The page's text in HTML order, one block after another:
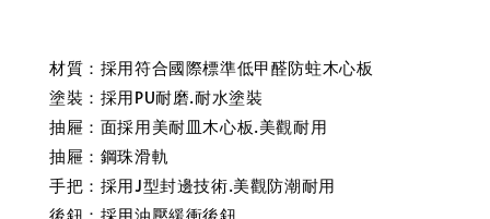
材質：採用符合國際標準低甲醛防蛀木心板
塗裝：採用PU耐磨.耐水塗裝
抽屜：面採用美耐皿木心板.美觀耐用
抽屜：鋼珠滑軌
手把：採用J型封邊技術.美觀防潮耐用